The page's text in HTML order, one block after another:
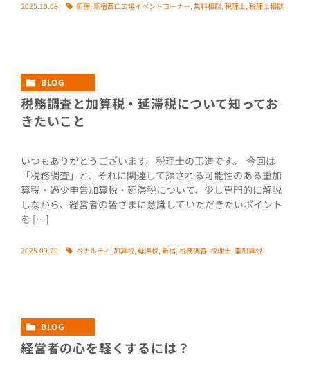
2025.10.08 新宿,新宿西口広場イベントコーナー,無料相談,税理士,税理士相談
BLOG
税務調査と加算税・延滞税について知ってお
きたいこと
いつもありがとうございます。税理士の玉造です。 今回は
「税務調査」と、それに関連して課される可能性のある重加
算税・過少申告加算税・延滞税について、少し専門的に解説
しながら、経営者の皆さまに意識していただきたいポイント
を […]
2025.09.29 ペナルティ,加算税,延滞税,新宿,税務調査,税理士,重加算税
BLOG
経営者の心を軽くするには？